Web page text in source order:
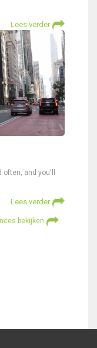
Lees verder
and you'll
Lees verder
bekijken